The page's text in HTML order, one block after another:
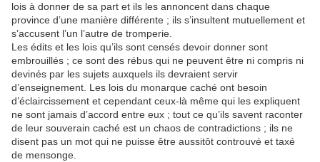
lois à donner de sa part et ils les annoncent dans chaque
province d’une manière différente ; ils s’insultent mutuellement et
s’accusent l’un l’autre de tromperie.
Les édits et les lois qu’ils sont censés devoir donner sont
embrouillés ; ce sont des rébus qui ne peuvent être ni compris ni
devinés par les sujets auxquels ils devraient servir
d’enseignement. Les lois du monarque caché ont besoin
d’éclaircissement et cependant ceux-là même qui les expliquent
ne sont jamais d’accord entre eux ; tout ce qu’ils savent raconter
de leur souverain caché est un chaos de contradictions ; ils ne
disent pas un mot qui ne puisse être aussitôt controuvé et taxé
de mensonge.